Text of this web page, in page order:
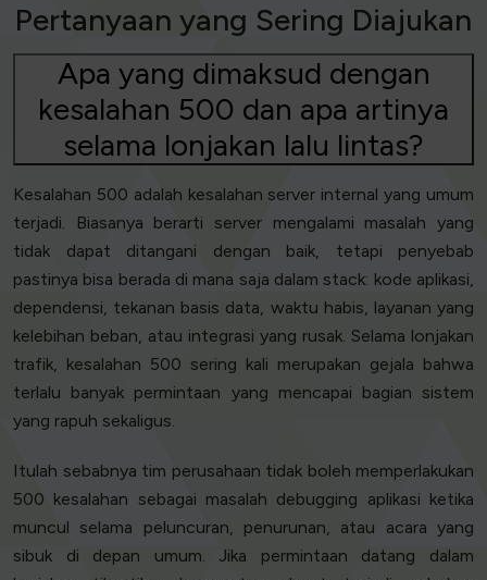
Pertanyaan yang Sering Diajukan
Apa yang dimaksud dengan
kesalahan 500 dan apa artinya
selama lonjakan lalu lintas?
Kesalahan 500 adalah kesalahan server internal yang umum
terjadi. Biasanya berarti server mengalami masalah yang
tidak dapat ditangani dengan baik, tetapi penyebab
pastinya bisa berada di mana saja dalam stack: kode aplikasi,
dependensi, tekanan basis data, waktu habis, layanan yang
kelebihan beban, atau integrasi yang rusak. Selama lonjakan
trafik, kesalahan 500 sering kali merupakan gejala bahwa
terlalu banyak permintaan yang mencapai bagian sistem
yang rapuh sekaligus.
Itulah sebabnya tim perusahaan tidak boleh memperlakukan
500 kesalahan sebagai masalah debugging aplikasi ketika
muncul selama peluncuran, penurunan, atau acara yang
sibuk di depan umum. Jika permintaan datang dalam